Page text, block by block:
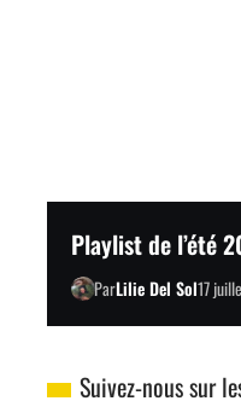
Playlist de l’été
ParLilie Del Sol17
Suivez-nous sur